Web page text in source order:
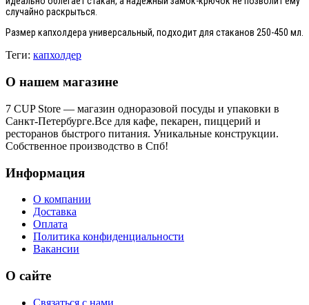
случайно раскрыться.
Размер капхолдера универсальный, подходит для стаканов 250-450 мл.
Теги: капхолдер
О нашем магазине
7 CUP Store — магазин одноразовой посуды и упаковки в
Санкт-Петербурге.Все для кафе, пекарен, пиццерий и
ресторанов быстрого питания. Уникальные конструкции.
Собственное производство в Спб!
Информация
О компании
Доставка
Оплата
Политика конфиденциальности
Вакансии
О сайте
Связаться с нами